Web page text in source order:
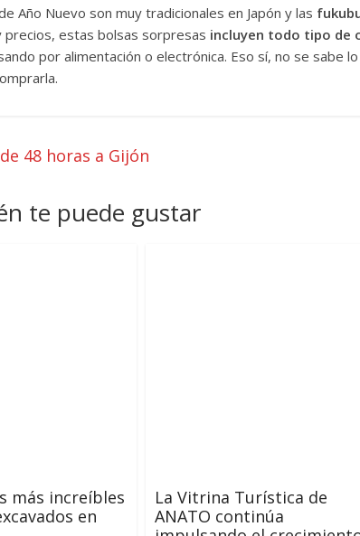
Año Nuevo son muy tradicionales en Japón y las
precios, estas bolsas sorpresas incluyen todo tipo de
por alimentación o electrónica. Eso sí, no se sabe
48 horas a Gijón
te puede gustar
más increíbles
en
La Vitrina Turística de
ANATO continúa